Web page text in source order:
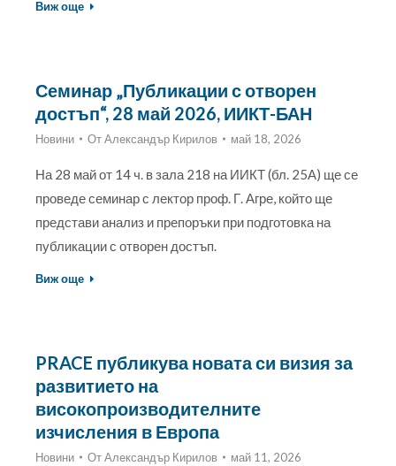
Виж още
Семинар „Публикации с отворен
достъп“, 28 май 2026, ИИКТ-БАН
Новини ОтАлександър Кирилов май 18, 2026
На 28 май от 14 ч. в зала 218 на ИИКТ (бл. 25А) ще се
проведе семинар с лектор проф. Г. Агре, който ще
представи анализ и препоръки при подготовка на
публикации с отворен достъп.
Виж още
PRACE публикува новата си визия за
развитието на
високопроизводителните
изчисления в Европа
Новини ОтАлександър Кирилов май 11, 2026